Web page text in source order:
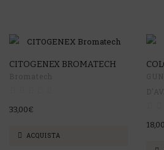
CITOGENEX BROMATECH
33,00€
ACQUISTA